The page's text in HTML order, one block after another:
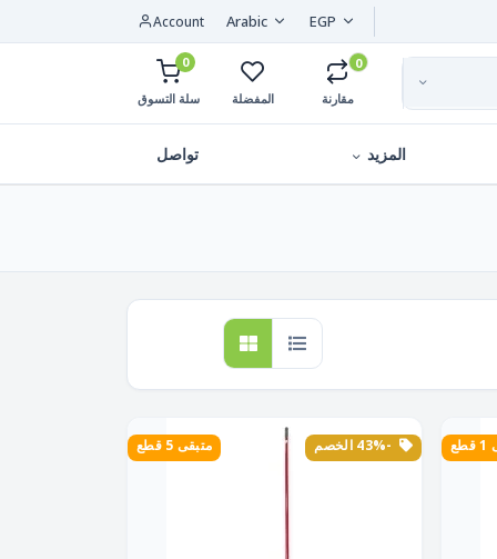
EGP
Arabic
Account
0
مقارنة المفضلة
0
سلة التسوق
المزيد تواصل
-43% الخصم متبقى 5 قطع